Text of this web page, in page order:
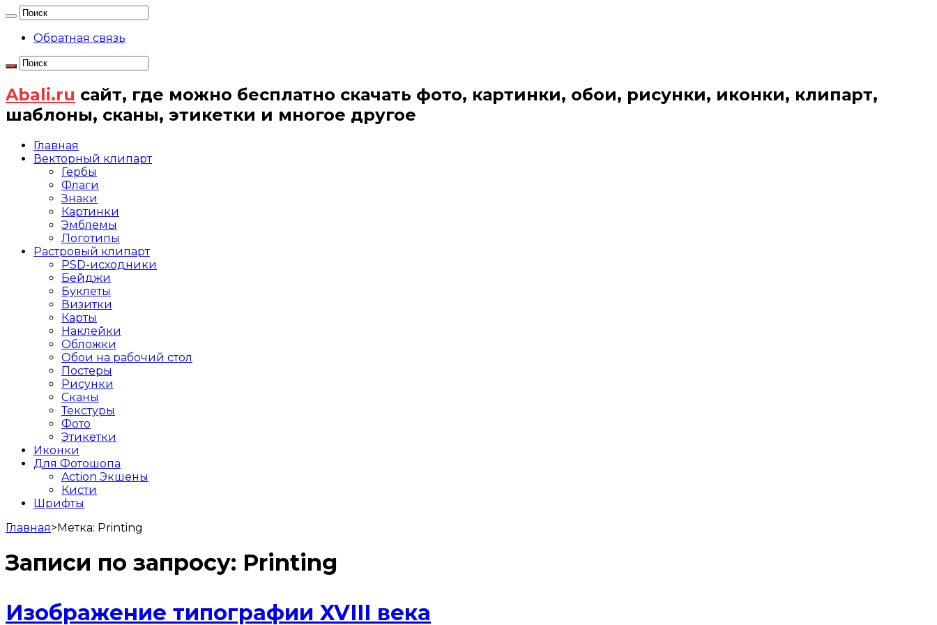
Обратная связь
Abali.ru сайт, где можно бесплатно скачать фото, картинки, обои, рисунки, иконки, клипарт,
шаблоны, сканы, этикетки и многое другое
Главная
Векторный клипарт
Гербы
Флаги
Знаки
Картинки
Эмблемы
Логотипы
Растровый клипарт
PSD-исходники
Бейджи
Буклеты
Визитки
Карты
Наклейки
Обложки
Обои на рабочий стол
Постеры
Рисунки
Сканы
Текстуры
Фото
Этикетки
Иконки
Для Фотошопа
Action Экшены
Кисти
Шрифты
Главная>Метка: Printing
Записи по запросу: Printing
Изображение типографии XVIII века